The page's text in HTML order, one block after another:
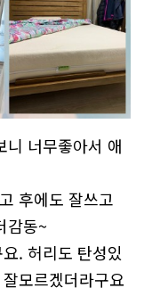
너무좋아서 애
후에도 잘쓰고
감동~
. 허리도 탄성있
모르겠더라구요